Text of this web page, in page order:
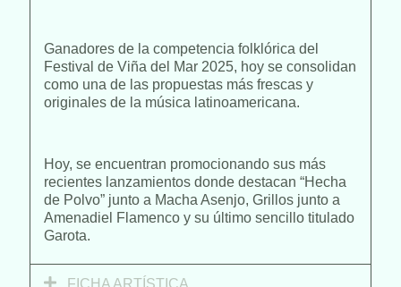
Ganadores de la competencia folklórica del
Festival de Viña del Mar 2025, hoy se consolidan
como una de las propuestas más frescas y
originales de la música latinoamericana.
Hoy, se encuentran promocionando sus más
recientes lanzamientos donde destacan “Hecha
de Polvo” junto a Macha Asenjo, Grillos junto a
Amenadiel Flamenco y su último sencillo titulado
Garota.